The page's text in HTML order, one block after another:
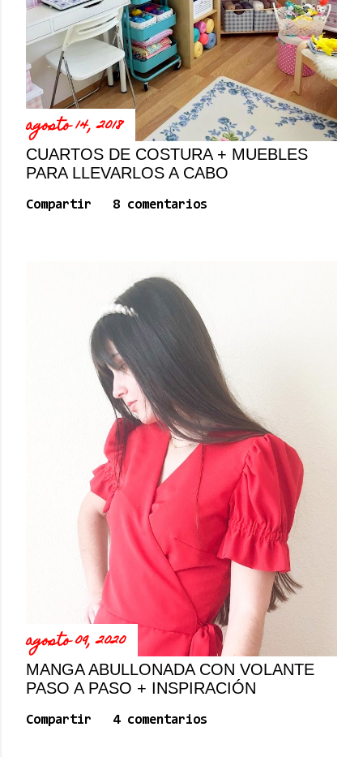
o
m
e
n
t
a
i
o
agosto 14, 2018
CUARTOS DE COSTURA + MUEBLES
PARA LLEVARLOS A CABO
Compartir 8 comentarios
agosto 09, 2020
MANGA ABULLONADA CON VOLANTE
PASO A PASO + INSPIRACIÓN
Compartir 4 comentarios